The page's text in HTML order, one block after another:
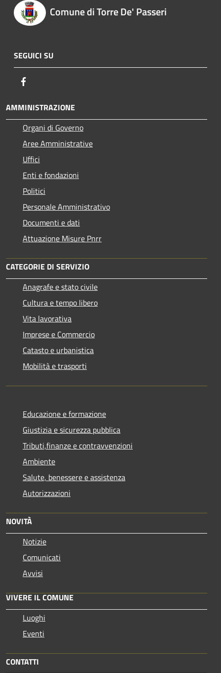
Comune di Torre De' Passeri
SEGUICI SU
AMMINISTRAZIONE
Organi di Governo
Aree Amministrative
Uffici
Enti e fondazioni
Politici
Personale Amministrativo
Documenti e dati
Attuazione Misure Pnrr
CATEGORIE DI SERVIZIO
Anagrafe e stato civile
Cultura e tempo libero
Vita lavorativa
Imprese e Commercio
Catasto e urbanistica
Mobilità e trasporti
Educazione e formazione
Giustizia e sicurezza pubblica
Tributi,finanze e contravvenzioni
Ambiente
Salute, benessere e assistenza
Autorizzazioni
NOVITÀ
Notizie
Comunicati
Avvisi
VIVERE IL COMUNE
Luoghi
Eventi
CONTATTI